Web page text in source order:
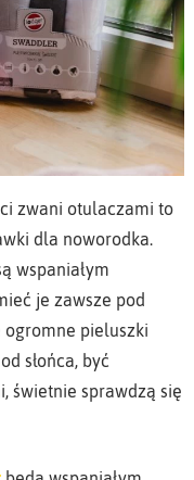
zwani otulaczami to
dla noworodka.
wspaniałym
je zawsze pod
ogromne pieluszki
słońca, być
świetnie sprawdzą się